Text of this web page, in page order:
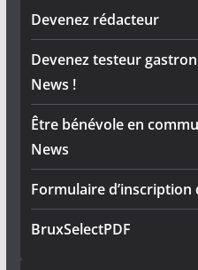
Devenez rédacteur
Devenez testeur
News !
Être bénévole en
News
Formulaire
BruxSelectPDF